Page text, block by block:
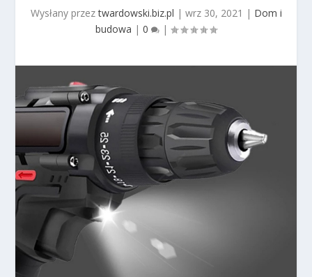
Wysłany przeztwardowski.biz.pl | wrz 30, 2021 | Dom i
budowa | 0 |